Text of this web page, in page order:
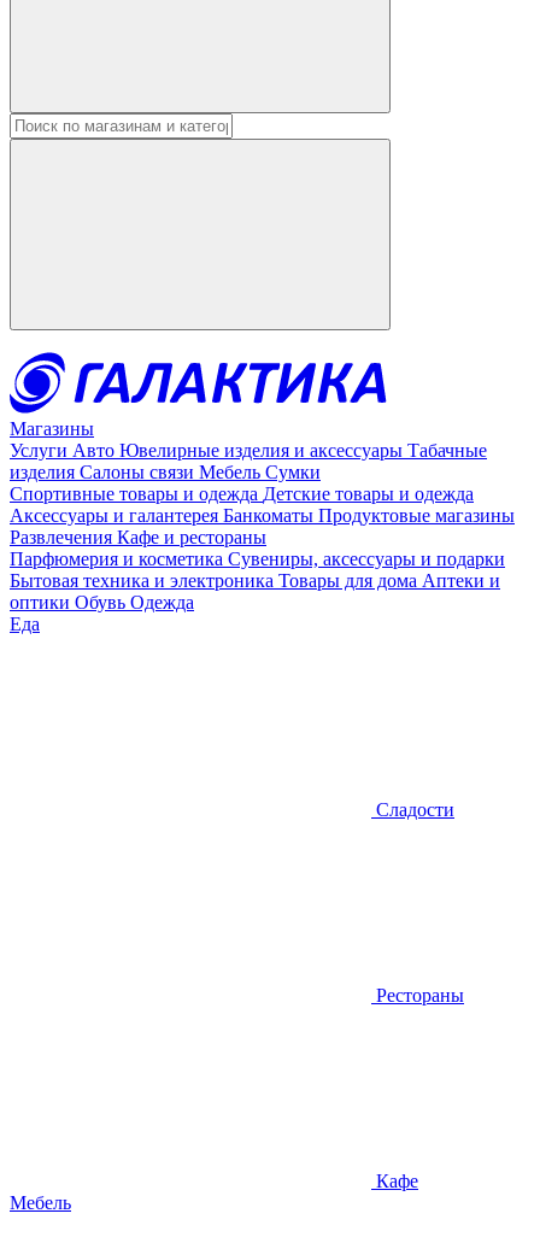
Магазины
Услуги Авто Ювелирные изделия и аксессуары Табачные
изделия Салоны связи Мебель Сумки
Спортивные товары и одежда Детские товары и одежда
Аксессуары и галантерея Банкоматы Продуктовые магазины
Развлечения Кафе и рестораны
Парфюмерия и косметика Сувениры, аксессуары и подарки
Бытовая техника и электроника Товары для дома Аптеки и
оптики Обувь Одежда
Еда
Сладости
Рестораны
Кафе
Мебель